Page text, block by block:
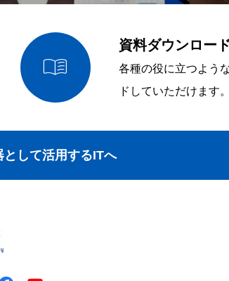

資料ダウンロー
各種の役に立つよう
ドしていただけます。
して活用するITへ